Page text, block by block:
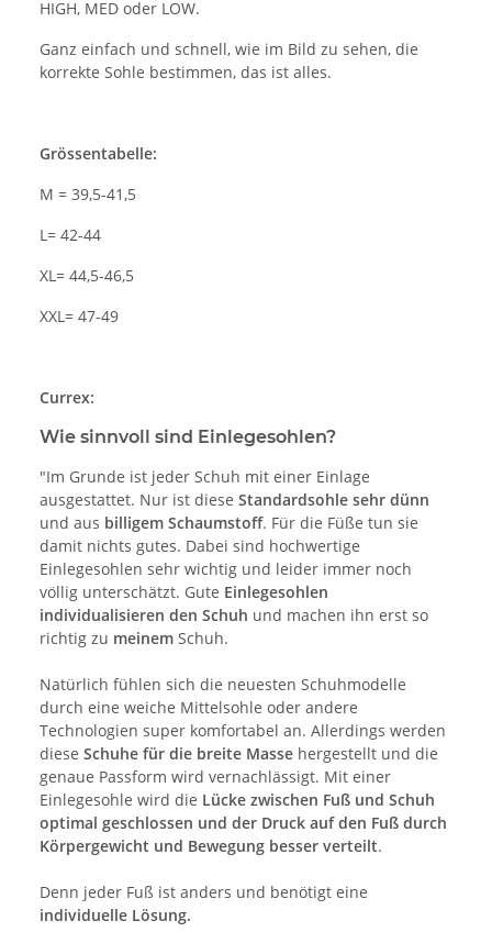
HIGH, MED oder LOW.
Ganz einfach und schnell, wie im Bild zu sehen, die
korrekte Sohle bestimmen, das ist alles.
Grössentabelle:
M = 39,5-41,5
L= 42-44
XL= 44,5-46,5
XXL= 47-49
Currex:
Wie sinnvoll sind Einlegesohlen?
"Im Grunde ist jeder Schuh mit einer Einlage
ausgestattet. Nur ist diese Standardsohle sehr dünn
und aus billigem Schaumstoff. Für die Füße tun sie
damit nichts gutes. Dabei sind hochwertige
Einlegesohlen sehr wichtig und leider immer noch
völlig unterschätzt. Gute Einlegesohlen
individualisieren den Schuh und machen ihn erst so
richtig zu meinem Schuh.
Natürlich fühlen sich die neuesten Schuhmodelle
durch eine weiche Mittelsohle oder andere
Technologien super komfortabel an. Allerdings werden
diese Schuhe für die breite Masse hergestellt und die
genaue Passform wird vernachlässigt. Mit einer
Einlegesohle wird die Lücke zwischen Fuß und Schuh
optimal geschlossen und der Druck auf den Fuß durch
Körpergewicht und Bewegung besser verteilt.
Denn jeder Fuß ist anders und benötigt eine
individuelle Lösung.